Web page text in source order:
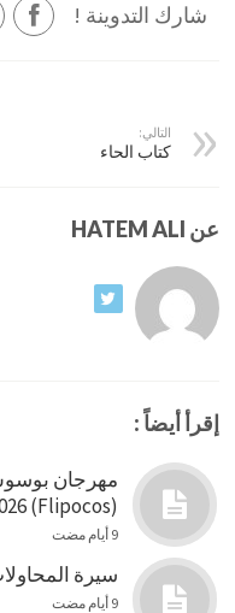
شارك التدوينة !
التالي:
كتاب الحاء
عن HATEM ALI
إقرأ أيضاً :
مهرجان
(Flipocos) 2026 في البرازيل
9 أيام مضت
سيرة
9 أيام مضت